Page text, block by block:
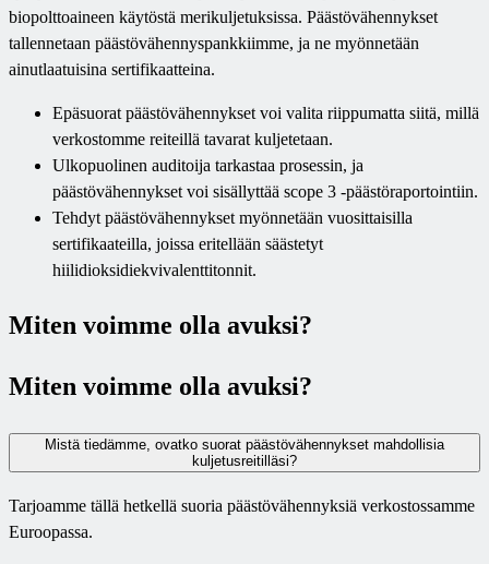
biopolttoaineen käytöstä merikuljetuksissa. Päästövähennykset
tallennetaan päästövähennyspankkiimme, ja ne myönnetään
ainutlaatuisina sertifikaatteina.
Epäsuorat päästövähennykset voi valita riippumatta siitä, millä
verkostomme reiteillä tavarat kuljetetaan.
Ulkopuolinen auditoija tarkastaa prosessin, ja
päästövähennykset voi sisällyttää scope 3 -päästöraportointiin.
Tehdyt päästövähennykset myönnetään vuosittaisilla
sertifikaateilla, joissa eritellään säästetyt
hiilidioksidiekvivalenttitonnit.
Miten voimme olla avuksi?
Miten voimme olla avuksi?
Mistä tiedämme, ovatko suorat päästövähennykset mahdollisia
kuljetusreitilläsi?
Tarjoamme tällä hetkellä suoria päästövähennyksiä verkostossamme
Euroopassa.